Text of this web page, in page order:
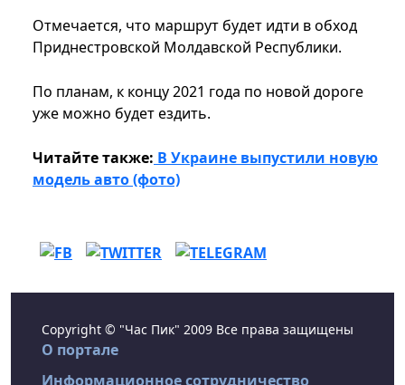
Отмечается, что маршрут будет идти в обход
Приднестровской Молдавской Республики.
По планам, к концу 2021 года по новой дороге
уже можно будет ездить.
Читайте также: В Украине выпустили новую
модель авто (фото)
Copyright © "Час Пик" 2009 Все права защищены
О портале
Информационное сотрудничество